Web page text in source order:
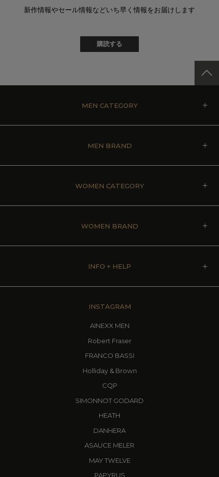
新作情報やセール情報などいち早く情報をお届けします
購読する
MEN CATEGORY
MEN BRAND
WOMEN CATEGORY
WOMEN BRAND
INFO + HELP
INSTAGRAM
AINEXX MEN
Robert Fraser
FRANCO BASSI
Holliday & Brown
CQP
SIMONNOT GODARD
HEATH
DANHERA
ASAUCE MELER
MAY TWELVE
PAPYRUS